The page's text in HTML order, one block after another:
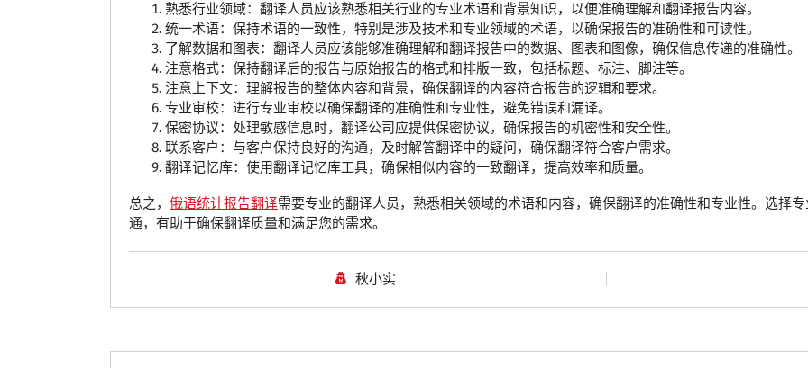
熟悉行业领域：翻译人员应该熟悉相关行业的专业术语和背景知识，以便准确理解和翻译报告内容。
统一术语：保持术语的一致性，特别是涉及技术和专业领域的术语，以确保报告的准确性和可读性。
了解数据和图表：翻译人员应该能够准确理解和翻译报告中的数据、图表和图像，确保信息传递的准确性。
注意格式：保持翻译后的报告与原始报告的格式和排版一致，包括标题、标注、脚注等。
注意上下文：理解报告的整体内容和背景，确保翻译的内容符合报告的逻辑和要求。
专业审校：进行专业审校以确保翻译的准确性和专业性，避免错误和漏译。
保密协议：处理敏感信息时，翻译公司应提供保密协议，确保报告的机密性和安全性。
联系客户：与客户保持良好的沟通，及时解答翻译中的疑问，确保翻译符合客户需求。
翻译记忆库：使用翻译记忆库工具，确保相似内容的一致翻译，提高效率和质量。
总之， 俄语统计报告翻译需要专业的翻译人员，熟悉相关领域的术语和内容，确保翻译的准确性和专业性。选择
通，有助于确保翻译质量和满足您的需求。
秋小实